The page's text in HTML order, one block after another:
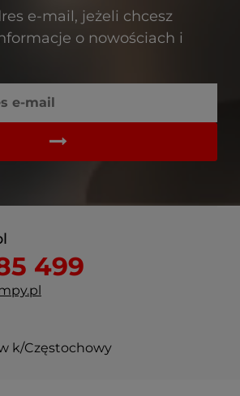
e-mail, jeżeli chcesz
o nowościach i
499
k/Częstochowy